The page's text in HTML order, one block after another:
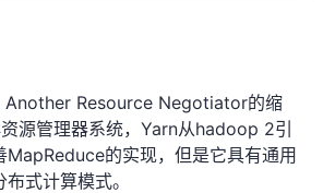
Another Resource Negotiator的缩
源管理器系统，Yarn从hadoop 2引
MapReduce的实现，但是它具有通用
式计算模式。